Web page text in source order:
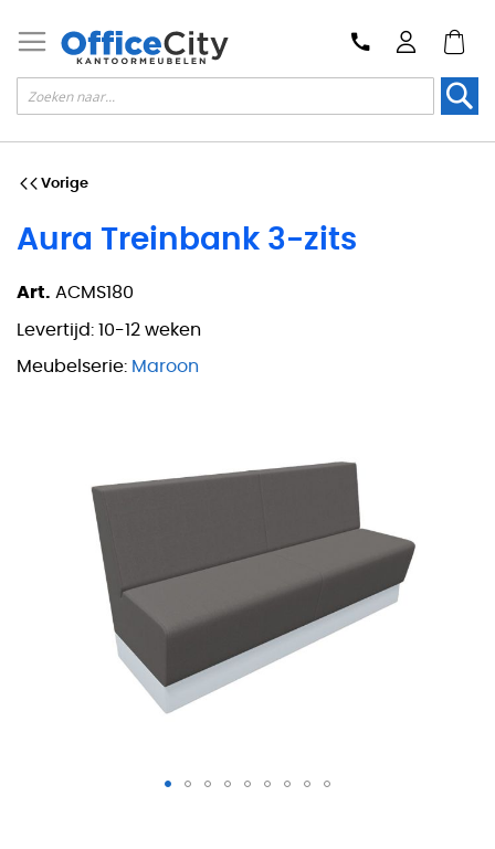
Aura Treinbank 3-zits
Art. ACMS180
Levertijd: 10-12 weken
Meubelserie: Maroon
Aura Treinbank 3-zits
Vorige